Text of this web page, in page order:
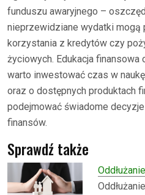
funduszu awaryjnego –
nieprzewidziane wydatki mogą
korzystania z kredytów czy
życiowych. Edukacja
warto inwestować czas w
oraz o dostępnych produktach
podejmować świadome
finansów.
Sprawdź także